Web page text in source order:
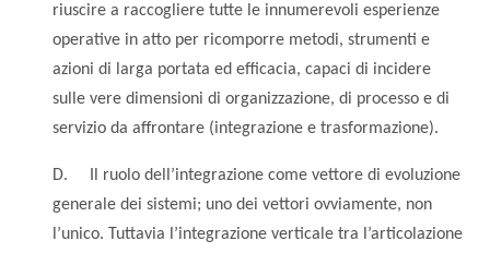
riuscire a raccogliere tutte le innumerevoli esperienze
operative in atto per ricomporre metodi, strumenti e
azioni di larga portata ed efficacia, capaci di incidere
sulle vere dimensioni di organizzazione, di processo e di
servizio da affrontare (integrazione e trasformazione).
D. Il ruolo dell’integrazione come vettore di evoluzione
generale dei sistemi; uno dei vettori ovviamente, non
l’unico. Tuttavia l’integrazione verticale tra l’articolazione